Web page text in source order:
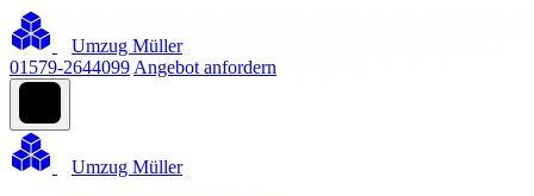
Umzug Müller
01579-2644099 Angebot anfordern
Umzug Müller